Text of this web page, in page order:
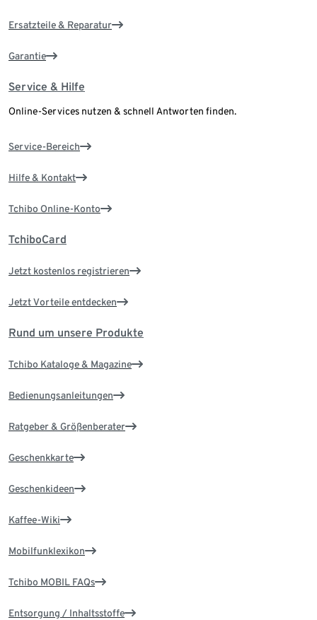
Ersatzteile & Reparatur
Garantie
Service & Hilfe
Online-Services nutzen & schnell Antworten finden.
Service-Bereich
Hilfe & Kontakt
Tchibo Online-Konto
TchiboCard
Jetzt kostenlos registrieren
Jetzt Vorteile entdecken
Rund um unsere Produkte
Tchibo Kataloge & Magazine
Bedienungsanleitungen
Ratgeber & Größenberater
Geschenkkarte
Geschenkideen
Kaffee-Wiki
Mobilfunklexikon
Tchibo MOBIL FAQs
Entsorgung / Inhaltsstoffe